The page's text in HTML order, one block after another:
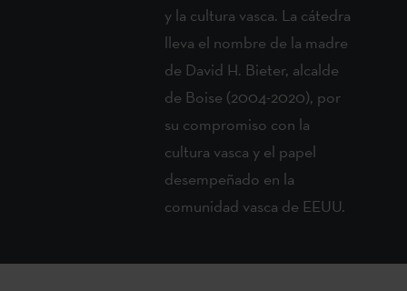
y la cultura vasca. La cátedra
lleva el nombre de la madre
de David H. Bieter, alcalde
de Boise (2004-2020), por
su compromiso con la
cultura vasca y el papel
desempeñado en la
comunidad vasca de EEUU.